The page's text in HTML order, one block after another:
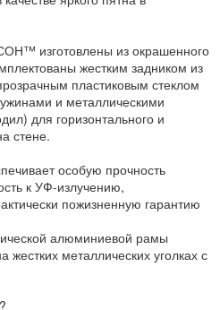
изготовлены из окрашенного
жестким задником из
пластиковым стеклом
и металлическими
для горизонтального и
стене.
особую прочность
к УФ-излучению,
пожизненную гарантию
алюминиевой рамы
жестких металлических уголках с